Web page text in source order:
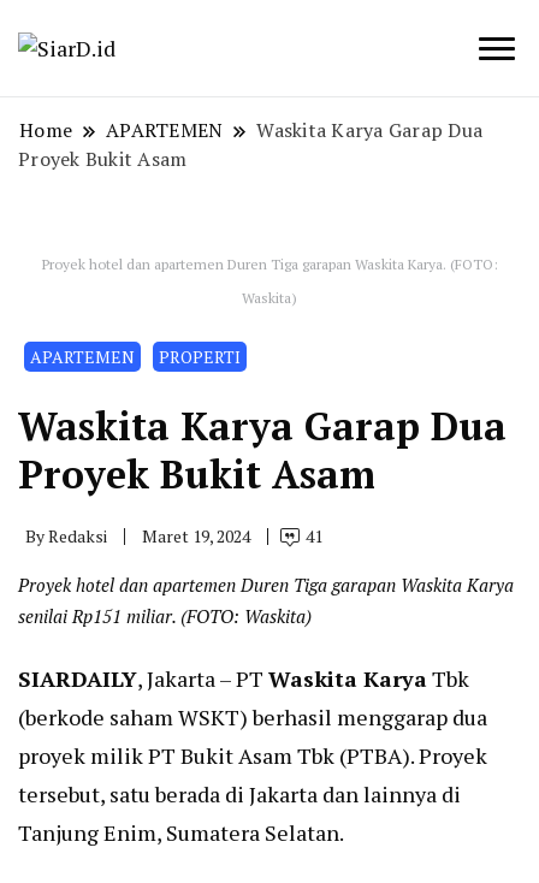
Home APARTEMEN
Waskita Karya Garap Dua
Proyek Bukit Asam
Proyek hotel dan apartemen Duren Tiga garapan Waskita Karya. (FOTO:
Waskita)
APARTEMEN PROPERTI
Waskita Karya Garap Dua
Proyek Bukit Asam
ByRedaksi Maret 19, 2024 41
Proyek hotel dan apartemen Duren Tiga garapan Waskita Karya
senilai Rp151 miliar. (FOTO: Waskita)
SIARDAILY, Jakarta – PT Waskita Karya Tbk
(berkode saham WSKT) berhasil menggarap dua
proyek milik PT Bukit Asam Tbk (PTBA). Proyek
tersebut, satu berada di Jakarta dan lainnya di
Tanjung Enim, Sumatera Selatan.